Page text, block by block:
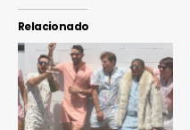
Relacionado